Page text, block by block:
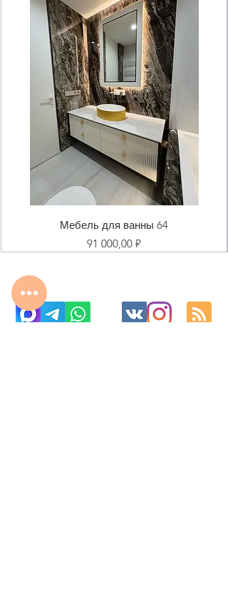
Мебель для ванны 64
Цена
91 000,00 ₽